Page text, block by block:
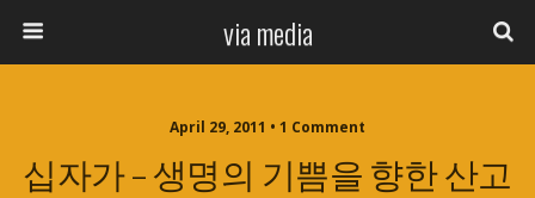
via media
April 29, 2011 • 1 Comment
십자가 – 생명의 기쁨을 향한 산고